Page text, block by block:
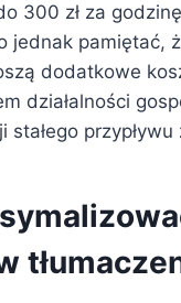
300 zł za
jednak pamiętać,
dodatkowe
działalności
stałego przypływu